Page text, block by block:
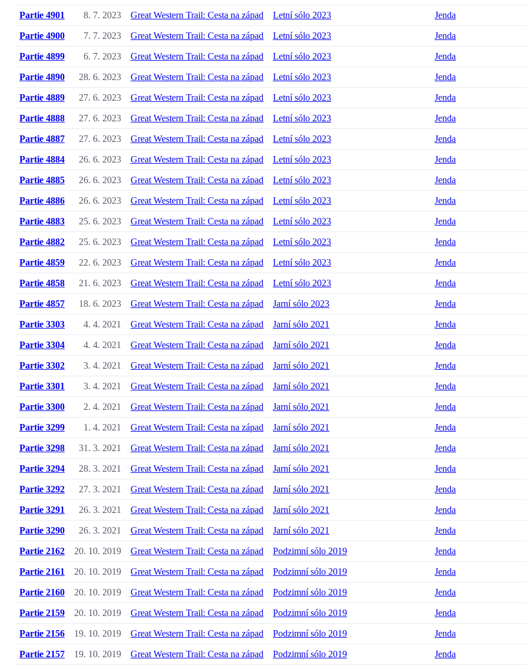
Partie 4901 8. 7. 2023 Great Western Trail: Cesta na západ Letní sólo 2023 Jenda
Partie 4900 7. 7. 2023 Great Western Trail: Cesta na západ Letní sólo 2023 Jenda
Partie 4899 6. 7. 2023 Great Western Trail: Cesta na západ Letní sólo 2023 Jenda
Partie 4890 28. 6. 2023 Great Western Trail: Cesta na západ Letní sólo 2023 Jenda
Partie 4889 27. 6. 2023 Great Western Trail: Cesta na západ Letní sólo 2023 Jenda
Partie 4888 27. 6. 2023 Great Western Trail: Cesta na západ Letní sólo 2023 Jenda
Partie 4887 27. 6. 2023 Great Western Trail: Cesta na západ Letní sólo 2023 Jenda
Partie 4884 26. 6. 2023 Great Western Trail: Cesta na západ Letní sólo 2023 Jenda
Partie 4885 26. 6. 2023 Great Western Trail: Cesta na západ Letní sólo 2023 Jenda
Partie 4886 26. 6. 2023 Great Western Trail: Cesta na západ Letní sólo 2023 Jenda
Partie 4883 25. 6. 2023 Great Western Trail: Cesta na západ Letní sólo 2023 Jenda
Partie 4882 25. 6. 2023 Great Western Trail: Cesta na západ Letní sólo 2023 Jenda
Partie 4859 22. 6. 2023 Great Western Trail: Cesta na západ Letní sólo 2023 Jenda
Partie 4858 21. 6. 2023 Great Western Trail: Cesta na západ Letní sólo 2023 Jenda
Partie 4857 18. 6. 2023 Great Western Trail: Cesta na západ Jarní sólo 2023 Jenda
Partie 3303 4. 4. 2021 Great Western Trail: Cesta na západ Jarní sólo 2021 Jenda
Partie 3304 4. 4. 2021 Great Western Trail: Cesta na západ Jarní sólo 2021 Jenda
Partie 3302 3. 4. 2021 Great Western Trail: Cesta na západ Jarní sólo 2021 Jenda
Partie 3301 3. 4. 2021 Great Western Trail: Cesta na západ Jarní sólo 2021 Jenda
Partie 3300 2. 4. 2021 Great Western Trail: Cesta na západ Jarní sólo 2021 Jenda
Partie 3299 1. 4. 2021 Great Western Trail: Cesta na západ Jarní sólo 2021 Jenda
Partie 3298 31. 3. 2021 Great Western Trail: Cesta na západ Jarní sólo 2021 Jenda
Partie 3294 28. 3. 2021 Great Western Trail: Cesta na západ Jarní sólo 2021 Jenda
Partie 3292 27. 3. 2021 Great Western Trail: Cesta na západ Jarní sólo 2021 Jenda
Partie 3291 26. 3. 2021 Great Western Trail: Cesta na západ Jarní sólo 2021 Jenda
Partie 3290 26. 3. 2021 Great Western Trail: Cesta na západ Jarní sólo 2021 Jenda
Partie 2162 20. 10. 2019 Great Western Trail: Cesta na západ Podzimní sólo 2019 Jenda
Partie 2161 20. 10. 2019 Great Western Trail: Cesta na západ Podzimní sólo 2019 Jenda
Partie 2160 20. 10. 2019 Great Western Trail: Cesta na západ Podzimní sólo 2019 Jenda
Partie 2159 20. 10. 2019 Great Western Trail: Cesta na západ Podzimní sólo 2019 Jenda
Partie 2156 19. 10. 2019 Great Western Trail: Cesta na západ Podzimní sólo 2019 Jenda
Partie 2157 19. 10. 2019 Great Western Trail: Cesta na západ Podzimní sólo 2019 Jenda